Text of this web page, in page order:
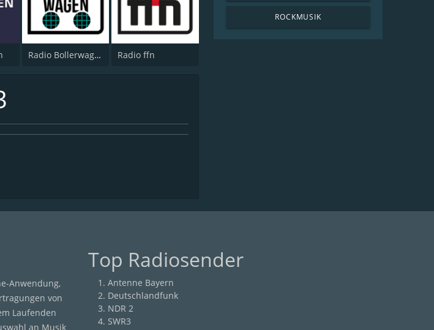
Radio Bollerwagen Radio ffn
ROCKMUSIK
Anwendung,
von
Laufenden
an Musik
Top Radiosender
Antenne Bayern
Deutschlandfunk
NDR 2
SWR3